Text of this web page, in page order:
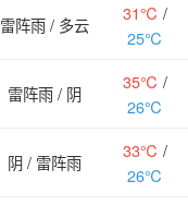
雷阵雨 / 多云
31℃ /
25℃
雷阵雨 / 阴
35℃ /
26℃
阴 / 雷阵雨
33℃ /
26℃